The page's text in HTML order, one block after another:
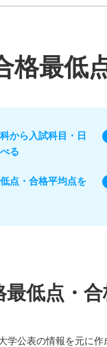
格最低
から入試科目・日
る
点・合格平均点を
低点・
学公表の情報を元に作